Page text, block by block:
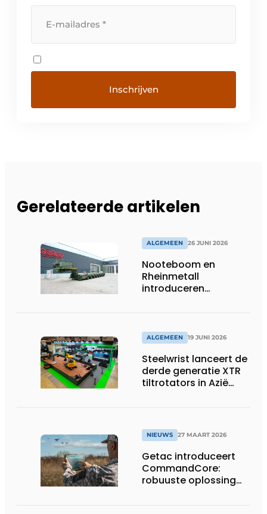
Gerelateerde artikelen
ALGEMEEN 26 JUNI 2026
Nooteboom en
Rheinmetall
introduceren
ALGEMEEN 19 JUNI 2026
Steelwrist lanceert de
derde generatie XTR
tiltrotators in Azië
NIEUWS 27 MAART 2026
Getac introduceert
CommandCore:
robuuste oplossing